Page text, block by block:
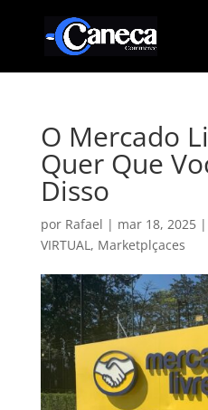
O Mercado
Quer Que
Disso
por Rafael | mar 18, 2025|
VIRTUAL, Marketplçaces